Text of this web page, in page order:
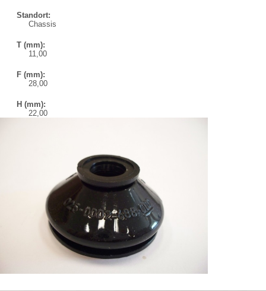
Standort:
Chassis
T (mm):
11,00
F (mm):
28,00
H (mm):
22,00